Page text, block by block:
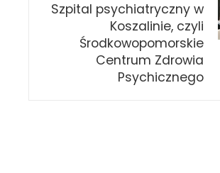
Szpital psychiatryczny w
Koszalinie, czyli
Środkowopomorskie
Centrum Zdrowia
Psychicznego